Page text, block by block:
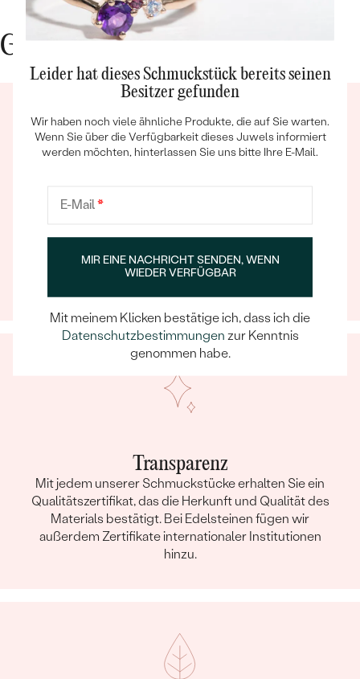
Bestseller
Gute Gründe für Eppi
Ein Eppi-sches Erlebnis
dass schon die Auswahl eines Schmuckstücks zu
Transparenz
Mit jedem unserer Schmuckstücke erhalten Sie ein
Qualitätszertifikat, das die Herkunft und Qualität des
Materials bestätigt. Bei Edelsteinen fügen wir
außerdem Zertifikate internationaler Institutionen
hinzu.
Leider hat dieses Schmuckstück bereits seinen
Besitzer gefunden
Wir haben noch viele ähnliche Produkte, die auf Sie warten.
Wenn Sie über die Verfügbarkeit dieses Juwels informiert
werden möchten, hinterlassen Sie uns bitte Ihre E-Mail.
E-Mail*
MIR EINE NACHRICHT SENDEN, WENN
WIEDER VERFÜGBAR
Mit meinem Klicken bestätige ich, dass ich die
Datenschutzbestimmungen zur Kenntnis
genommen habe.